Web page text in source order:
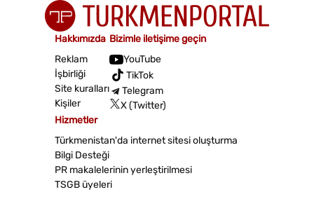
Hakkımızda
Reklam
İşbirliği
Site kuralları
Kişiler
Bizimle iletişime geçin
YouTube
TikTok
Telegram
X (Twitter)
Hizmetler
Türkmenistan'da internet sitesi oluşturma
Bilgi Desteği
PR makalelerinin yerleştirilmesi
TSGB üyeleri